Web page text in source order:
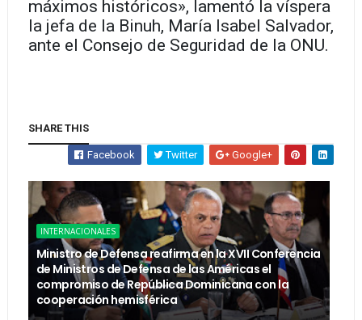
máximos históricos», lamentó la víspera
la jefa de la Binuh, María Isabel Salvador,
ante el Consejo de Seguridad de la ONU.
SHARE THIS
Facebook Twitter Google+
INTERNACIONALES
Ministro de Defensa reafirma en la XVII Conferencia
de Ministros de Defensa de las Américas el
compromiso de República Dominicana con la
cooperación hemisférica